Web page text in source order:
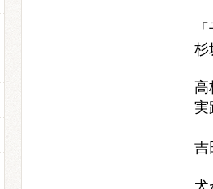
杉
高
実
吉
犬